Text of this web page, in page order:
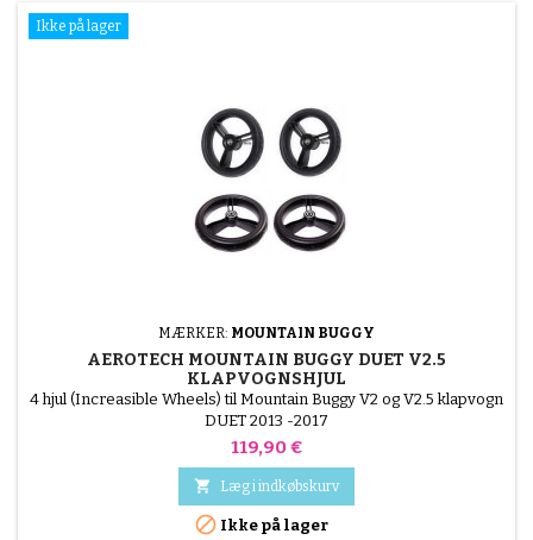
Ikke på lager
MÆRKER: MOUNTAIN BUGGY
AEROTECH MOUNTAIN BUGGY DUET V2.5
KLAPVOGNSHJUL
4 hjul (Increasible Wheels) til Mountain Buggy V2 og V2.5 klapvogn
DUET 2013 -2017
Pris
119,90 €
 Læg i indkøbskurv
 Ikke på lager